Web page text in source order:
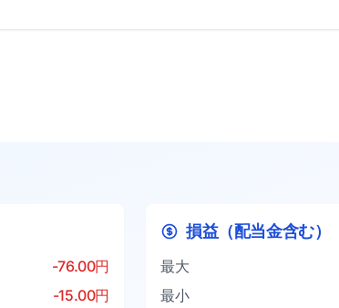
-76.00円
-15.00円
損益（配当金含む）
最大
最小